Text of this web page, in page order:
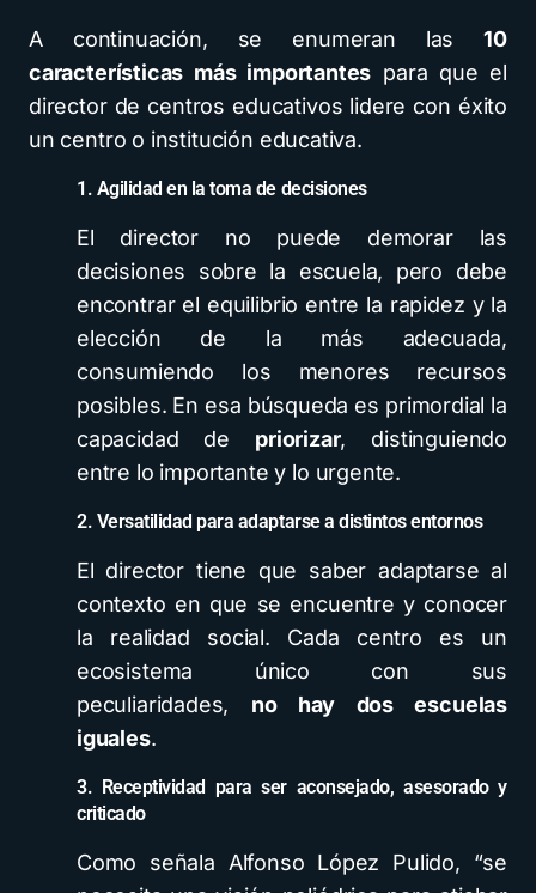
A continuación, se enumeran las10
características más importantes para que el
director de centros educativos lidere con éxito
un centro o institución educativa.
1. Agilidad en la toma de decisiones
El director no puede demorar las
decisiones sobre la escuela, pero debe
encontrar el equilibrio entre la rapidez y la
elección de la más adecuada,
consumiendo los menores recursos
posibles. En esa búsqueda es primordial la
capacidad de priorizar, distinguiendo
entre lo importante y lo urgente.
2. Versatilidad para adaptarse a distintos entornos
El director tiene que saber adaptarse al
contexto en que se encuentre y conocer
la realidad social. Cada centro es un
ecosistema único con sus
peculiaridades, no hay dos escuelas
iguales.
3. Receptividad para ser aconsejado, asesorado y
criticado
Como señala Alfonso López Pulido, “se